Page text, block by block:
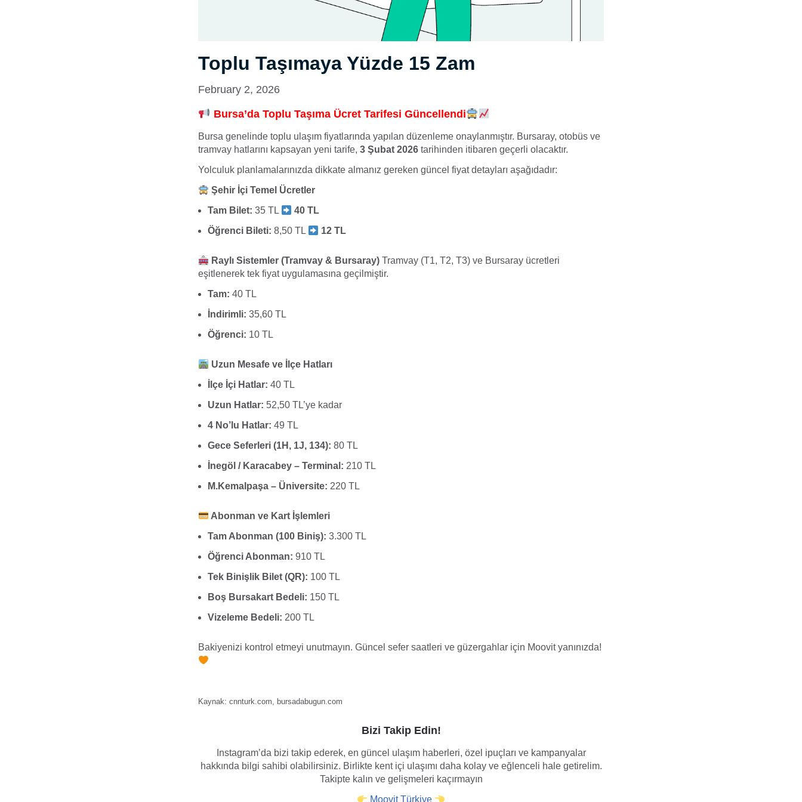
Toplu Taşımaya Yüzde 15 Zam
February 2, 2026
Bursa’da Toplu Taşıma Ücret Tarifesi Güncellendi
Bursa genelinde toplu ulaşım fiyatlarında yapılan düzenleme onaylanmıştır. Bursaray, otobüs ve
tramvay hatlarını kapsayan yeni tarife, 3 Şubat 2026 tarihinden itibaren geçerli olacaktır.
Yolculuk planlamalarınızda dikkate almanız gereken güncel fiyat detayları aşağıdadır:
Şehir İçi Temel Ücretler
Tam Bilet: 35 TL
40 TL
Öğrenci Bileti: 8,50 TL 12 TL
Raylı Sistemler (Tramvay & Bursaray) Tramvay (T1, T2, T3) ve Bursaray ücretleri
eşitlenerek tek fiyat uygulamasına geçilmiştir.
Tam: 40 TL
İndirimli: 35,60 TL
Öğrenci: 10 TL
Uzun Mesafe ve İlçe Hatları
İlçe İçi Hatlar: 40 TL
Uzun Hatlar: 52,50 TL’ye kadar
4 No’lu Hatlar: 49 TL
Gece Seferleri (1H, 1J, 134): 80 TL
İnegöl / Karacabey – Terminal: 210 TL
M.Kemalpaşa – Üniversite: 220 TL
Abonman ve Kart İşlemleri
Tam Abonman (100 Biniş): 3.300 TL
Öğrenci Abonman: 910 TL
Tek Binişlik Bilet (QR): 100 TL
Boş Bursakart Bedeli: 150 TL
Vizeleme Bedeli: 200 TL
Bakiyenizi kontrol etmeyi unutmayın. Güncel sefer saatleri ve güzergahlar için Moovit yanınızda!
Kaynak: cnnturk.com, bursadabugun.com
Bizi Takip Edin!
Instagram’da bizi takip ederek, en güncel ulaşım haberleri, özel ipuçları ve kampanyalar
hakkında bilgi sahibi olabilirsiniz. Birlikte kent içi ulaşımı daha kolay ve eğlenceli hale getirelim.
Takipte kalın ve gelişmeleri kaçırmayın
Moovit Türkiye